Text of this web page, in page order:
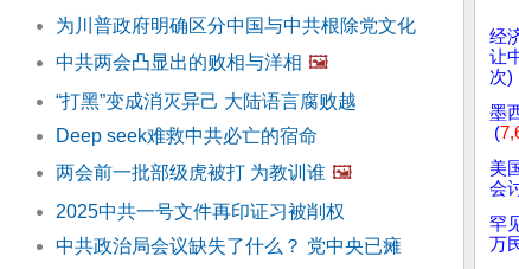
为川普政府明确区分中国与中共根除党文化
中共两会凸显出的败相与洋相 🖼️
“打黑”变成消灭异己 大陆语言腐败越
Deep seek难救中共必亡的宿命
两会前一批部级虎被打 为教训谁 🖼️
2025中共一号文件再印证习被削权
中共政治局会议缺失了什么？ 党中央已瘫
经
让
次)
墨
(
美
会
罕
万